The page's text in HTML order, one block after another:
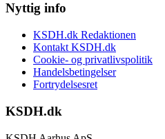
Nyttig info
KSDH.dk Redaktionen
Kontakt KSDH.dk
Cookie- og privatlivspolitik
Handelsbetingelser
Fortrydelsesret
KSDH.dk